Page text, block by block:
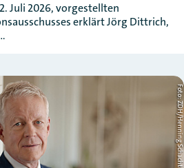
Juli 2026, vorgestellten
erklärt Jörg Dittrich,
Foto: ZDH/Henning Schacht